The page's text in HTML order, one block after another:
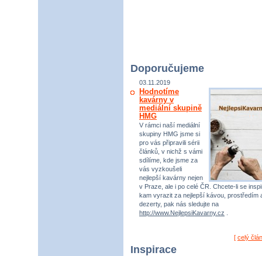
Doporučujeme
03.11.2019
Hodnotíme
kavárny v
mediální skupině
HMG
V rámci naší mediální
skupiny HMG jsme si
pro vás připravili sérii
článků, v nichž s vámi
sdílíme, kde jsme za
vás vyzkoušeli
nejlepší kavárny nejen
v Praze, ale i po celé ČR. Chcete-li se
kam vyrazit za nejlepší kávou, prostředím
dezerty, pak nás sledujte na
http://www.NejlepsiKavarny.cz
[ celý
Inspirace